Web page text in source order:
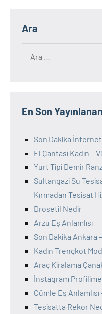
Ara
En Son
Son Dakika İnternet
El Çantası Kadın –
Yurt Tipi Demir
Sultangazi Su
Kırmadan Tesisat
Drosetil Nedir
Arzu Eş Anlamlısı
Son Dakika Ankara
Kadın Trençkot
Araç Kiralama
İnstagram
Cümle Eş
Tesisatta Rekor